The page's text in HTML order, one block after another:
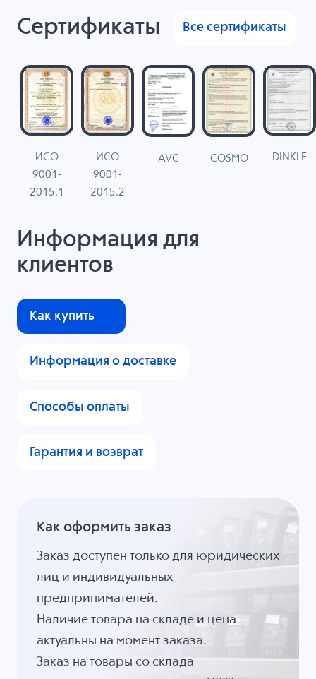
Сертификаты Все сертификаты
ИСО
9001-
2015.1
ИСО
9001-
2015.2
AVC COSMO DINKLE
Информация для
клиентов
Как купить
Информация о доставке
Способы оплаты
Гарантия и возврат
Как оформить заказ
Заказ доступен только для юридических
лиц и индивидуальных
предпринимателей.
Наличие товара на складе и цена
актуальны на момент заказа.
Заказ на товары со склада